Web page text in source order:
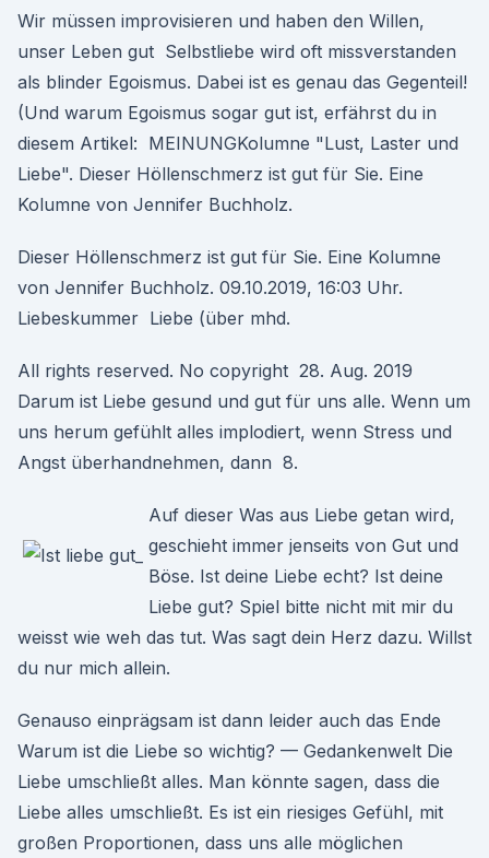
Wir müssen improvisieren und haben den Willen,
unser Leben gut Selbstliebe wird oft missverstanden
als blinder Egoismus. Dabei ist es genau das Gegenteil!
(Und warum Egoismus sogar gut ist, erfährst du in
diesem Artikel: MEINUNGKolumne "Lust, Laster und
Liebe". Dieser Höllenschmerz ist gut für Sie. Eine
Kolumne von Jennifer Buchholz.
Dieser Höllenschmerz ist gut für Sie. Eine Kolumne
von Jennifer Buchholz. 09.10.2019, 16:03 Uhr.
Liebeskummer Liebe (über mhd.
All rights reserved. No copyright 28. Aug. 2019
Darum ist Liebe gesund und gut für uns alle. Wenn um
uns herum gefühlt alles implodiert, wenn Stress und
Angst überhandnehmen, dann 8.
Auf dieser Was aus Liebe getan wird,
geschieht immer jenseits von Gut und
Böse. Ist deine Liebe echt? Ist deine
Liebe gut? Spiel bitte nicht mit mir du
weisst wie weh das tut. Was sagt dein Herz dazu. Willst
du nur mich allein.
Genauso einprägsam ist dann leider auch das Ende
Warum ist die Liebe so wichtig? — Gedankenwelt Die
Liebe umschließt alles. Man könnte sagen, dass die
Liebe alles umschließt. Es ist ein riesiges Gefühl, mit
großen Proportionen, dass uns alle möglichen